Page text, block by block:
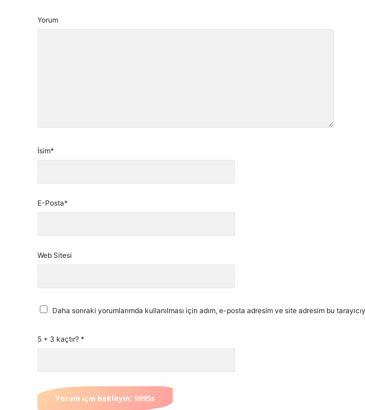
Yorum
İsim*
E-Posta*
Web Sitesi
Daha sonraki yorumlarımda kullanılması için adım, e-posta adresim ve site adresim bu
5 + 3 kaçtır? *